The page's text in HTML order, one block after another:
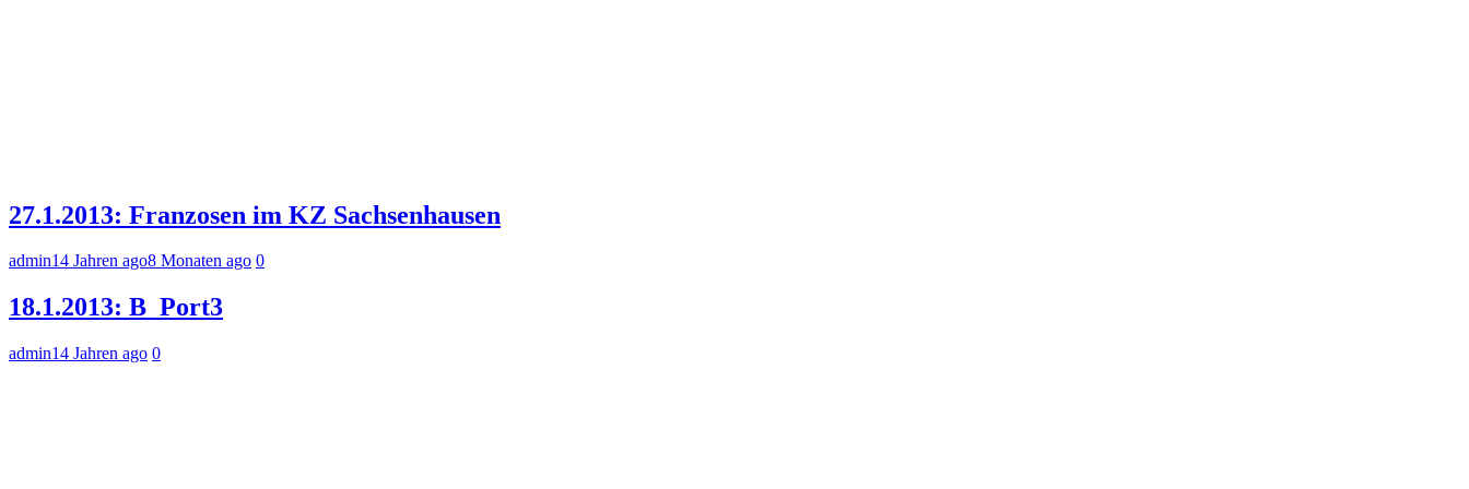
27.1.2013: Franzosen im KZ Sachsenhausen
admin14 Jahren ago8 Monaten ago 0
18.1.2013: B_Port3
admin14 Jahren ago 0